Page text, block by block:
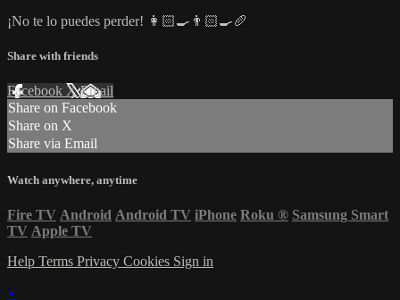
¡No te lo puedes perder! 👩🏻‍🍳👨🏻‍🍳🥖
Share with friends
Facebook XEmail
Share on Facebook
Share on X
Share via Email
Watch anywhere, anytime
Fire TV Android Android TV iPhone Roku ® Samsung Smart
TV Apple TV
Help Terms Privacy Cookies Sign in
×